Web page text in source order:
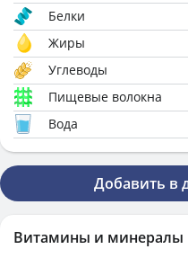
Белки
Жиры
Углеводы
Пищевые волокна
Вода
Добавить в
Витамины и минералы